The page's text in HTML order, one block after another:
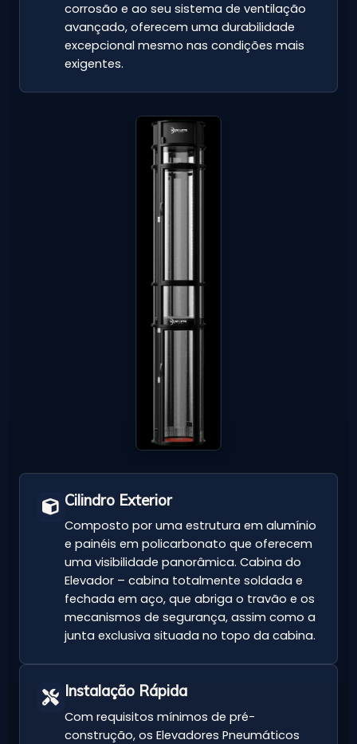
corrosão e ao seu sistema de ventilação
avançado, oferecem uma durabilidade
excepcional mesmo nas condições mais
exigentes.
Cilindro Exterior
Composto por uma estrutura em alumínio
e painéis em policarbonato que oferecem
uma visibilidade panorâmica. Cabina do
Elevador – cabina totalmente soldada e
fechada em aço, que abriga o travão e os
mecanismos de segurança, assim como a
junta exclusiva situada no topo da cabina.
Instalação Rápida
Com requisitos mínimos de pré-
construção, os Elevadores Pneumáticos